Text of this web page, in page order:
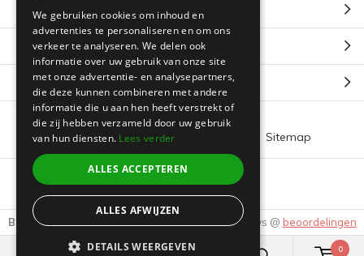
0
Mijn account
Categorieën
Contact
© 2026 -Boeklin
Algemene voorwaarden Sitemap
Beoordeling door klanten: Reviews @ beoordelingen
We gebruiken cookies om inhoud en
advertenties te personaliseren en om ons
verkeer te analyseren. We delen ook
informatie over uw gebruik van onze site
met onze advertentie- en analysepartners,
die deze kunnen combineren met andere
informatie die u aan hen heeft verstrekt of
die zij hebben verzameld door uw gebruik
van hun diensten. Lees verder
ALLES ACCEPTEREN
ALLES AFWIJZEN
DETAILS WEERGEVEN